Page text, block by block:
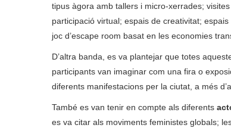
tipus àgora amb tallers i micro-xerrades;
participació virtual; espais de creativitat;
joc d’escape room basat en les economies
D’altra banda, es va plantejar que totes
participants van imaginar com una fira o
diferents manifestacions per la ciutat, a més
També es van tenir en compte als diferents
es va citar als moviments feministes globals;